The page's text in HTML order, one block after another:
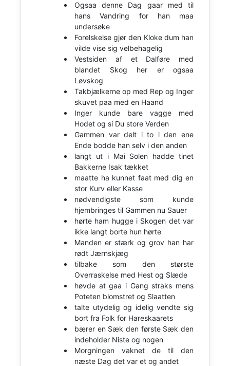
Ogsaa denne Dag gaar med til
hans Vandring for han maa
undersøke
Forelskelse gjør den Kloke dum han
vilde vise sig velbehagelig
Vestsiden af et Dalføre med
blandet Skog her er ogsaa
Løvskog
Takbjælkerne op med Rep og Inger
skuvet paa med en Haand
Inger kunde bare vagge med
Hodet og si Du store Verden
Gammen var delt i to i den ene
Ende bodde han selv i den anden
langt ut i Mai Solen hadde tinet
Bakkerne Isak tækket
maatte ha kunnet faat med dig en
stor Kurv eller Kasse
nødvendigste som kunde
hjembringes til Gammen nu Sauer
hørte ham hugge i Skogen det var
ikke langt borte hun hørte
Manden er stærk og grov han har
rødt Jærnskjæg
tilbake som den største
Overraskelse med Hest og Slæde
høvde at gaa i Gang straks mens
Poteten blomstret og Slaatten
talte utydelig og idelig vendte sig
bort fra Folk for Hareskaarets
bærer en Sæk den første Sæk den
indeholder Niste og nogen
Morgningen vaknet de til den
næste Dag det var et og andet